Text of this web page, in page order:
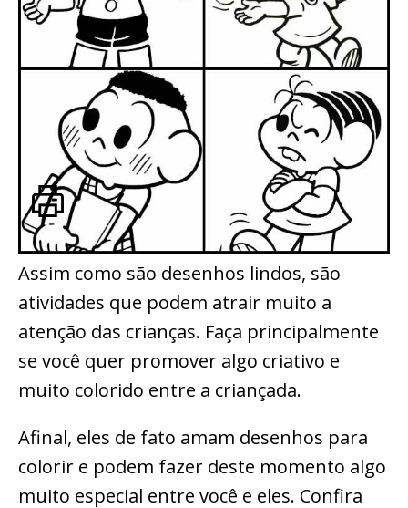
Assim como são desenhos lindos, são
atividades que podem atrair muito a
atenção das crianças. Faça principalmente
se você quer promover algo criativo e
muito colorido entre a criançada.
Afinal, eles de fato amam desenhos para
colorir e podem fazer deste momento algo
muito especial entre você e eles. Confira